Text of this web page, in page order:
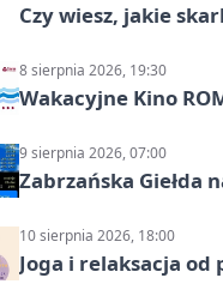
Czy wiesz, jakie
8 sierpnia 2026, 19:30
Wakacyjne Kino
9 sierpnia 2026, 07:00
Zabrzańska Giełda
10 sierpnia 2026, 18:00
Joga i relaksacja